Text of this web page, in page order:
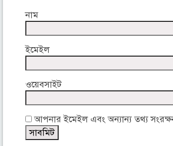
নাম
ইমেইল
ওয়েবসাইট
আপনার ইমেইল এবং অন্যান্য তথ্য